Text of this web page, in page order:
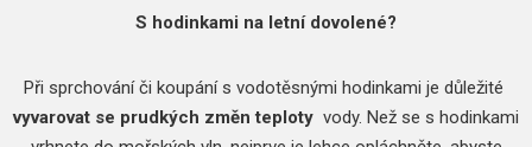
S hodinkami na letní dovolené?
Při sprchování či koupání s vodotěsnými hodinkami je důležité
vyvarovat se prudkých změn teploty vody. Než se s hodinkami